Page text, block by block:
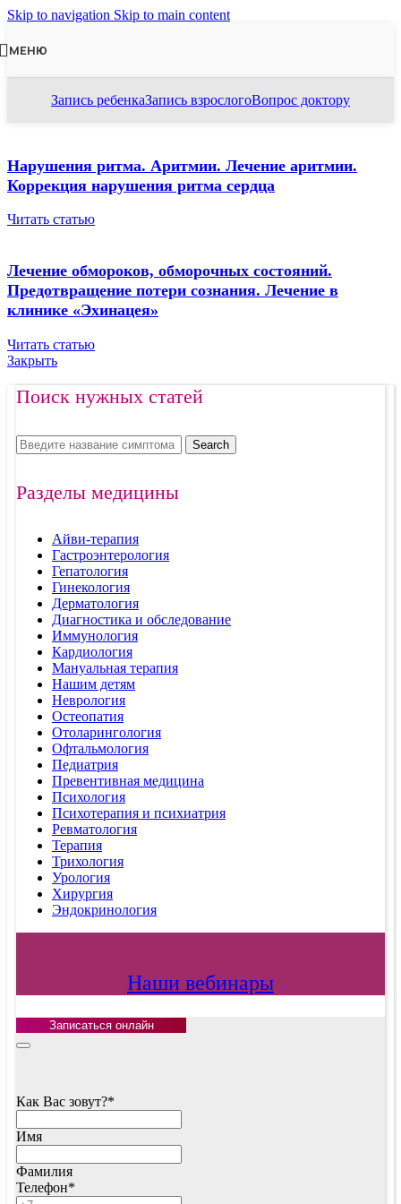
Skip to navigation Skip to main content
МЕНЮ
Запись ребенкаЗапись взрослогоВопрос доктору
Нарушения ритма. Аритмии. Лечение аритмии.
Коррекция нарушения ритма сердца
Читать статью
Лечение обмороков, обморочных состояний.
Предотвращение потери сознания. Лечение в
клинике «Эхинацея»
Читать статью
Закрыть
Поиск нужных статей
Search
Разделы медицины
Айви-терапия
Гастроэнтерология
Гепатология
Гинекология
Дерматология
Диагностика и обследование
Иммунология
Кардиология
Мануальная терапия
Нашим детям
Неврология
Остеопатия
Отоларингология
Офтальмология
Педиатрия
Превентивная медицина
Психология
Психотерапия и психиатрия
Ревматология
Терапия
Трихология
Урология
Хирургия
Эндокринология
Наши вебинары
Записаться онлайн
Как Вас зовут?*
Имя
Фамилия
Телефон*